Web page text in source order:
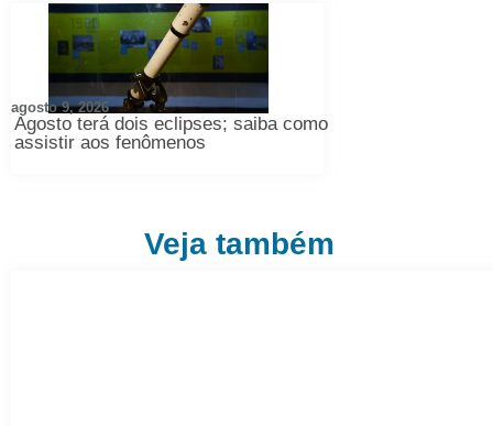
Agosto terá dois eclipses; saiba como
assistir aos fenômenos
agosto 9, 2026
Veja também